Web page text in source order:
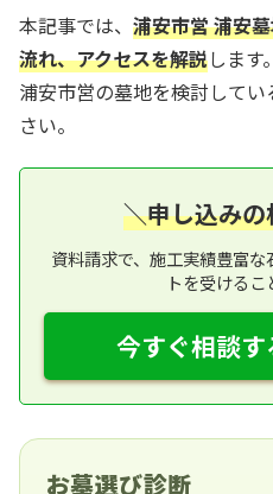
本記事では、 浦安市営 浦安
流れ、アクセスを解説します。
浦安市営の墓地を検討して
さい。
＼申し込み
資料請求で、施工実績豊富
トを受ける
今すぐ相談
お墓選び診断